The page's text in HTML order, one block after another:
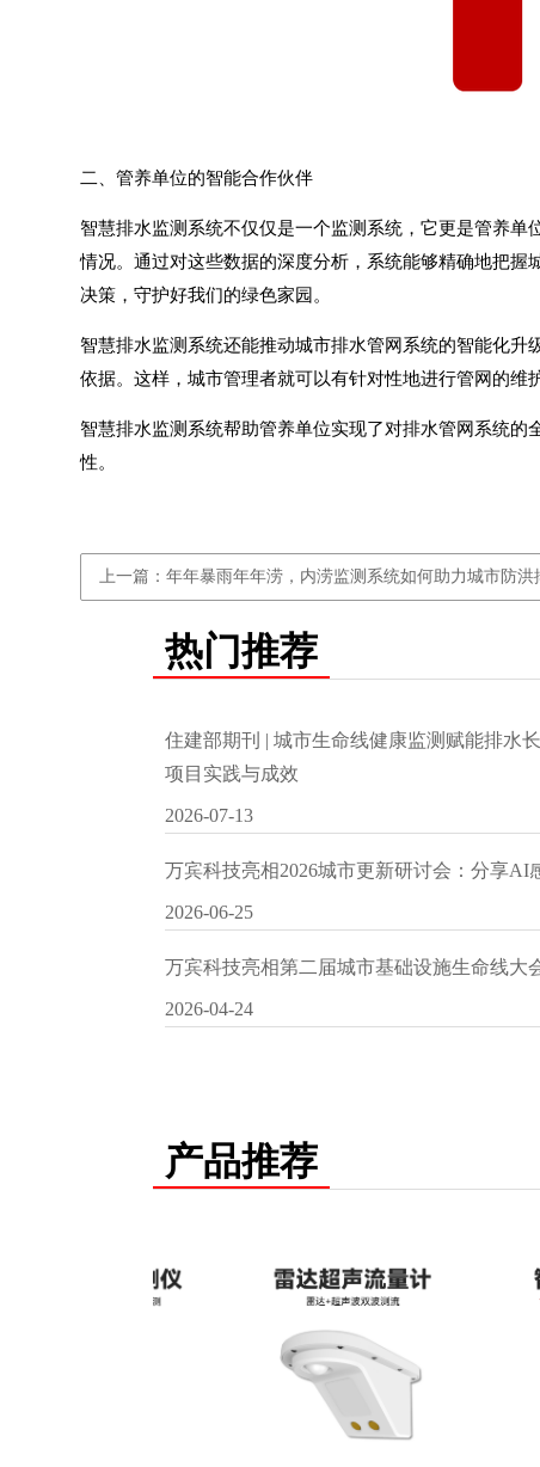
二、管养单位的智能合作伙伴
智慧排水监测系统不仅仅是一个监测系统，它更是管养单
情况。通过对这些数据的深度分析，系统能够精确地把
决策，守护好我们的绿色家园。
智慧排水监测系统还能推动城市排水管网系统的智能化
依据。这样，城市管理者就可以有针对性地进行管网的维
智慧排水监测系统帮助管养单位实现了对排水管网系统的
性。
上一篇：年年暴雨年年涝，内涝监测系统如何助力城市防洪
热门推荐
住建部期刊 | 城市生命线健康监测赋能排水
项目实践与成效
2026-07-13
万宾科技亮相2026城市更新研讨会：分享AI
2026-06-25
万宾科技亮相第二届城市基础设施生命线大
2026-04-24
产品推荐